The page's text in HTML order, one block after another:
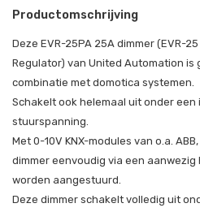
Productomschrijving
Deze EVR-25PA 25A dimmer (EVR-
Regulator) van United Automation is
combinatie met domotica systemen.
Schakelt ook helemaal uit onder
stuurspanning.
Met 0-10V KNX-modules van o.a.
dimmer eenvoudig via een aanwezig
worden aangestuurd.
Deze dimmer schakelt volledig uit